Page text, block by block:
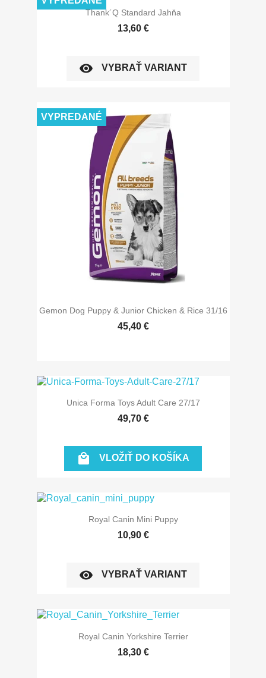
Thank´Q Standard Jahňa
13,60 €
visibility VYBRAŤ VARIANT
Gemon Dog Puppy & Junior Chicken & Rice 31/16
45,40 €
VYPREDANÉ
Unica Forma Toys Adult Care 27/17
49,70 €
 VLOŽIŤ DO KOŠÍKA
Royal Canin Mini Puppy
10,90 €
visibility VYBRAŤ VARIANT
Royal Canin Yorkshire Terrier
18,30 €